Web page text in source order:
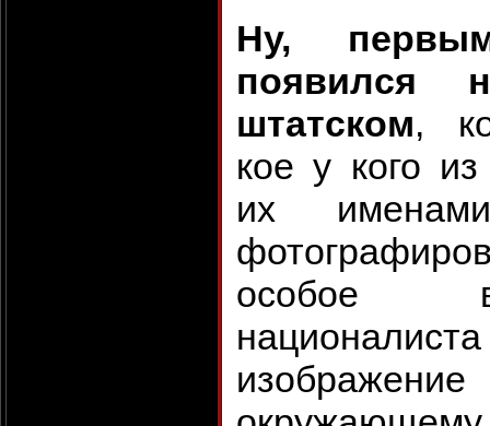
Ну,
появился
штатском,
кое у кого
их
особое